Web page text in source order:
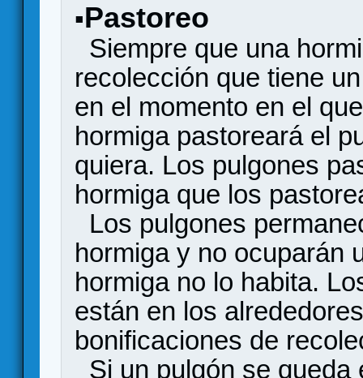
▪Pastoreo
Siempre que una
recolección que tiene
en el momento en el
hormiga pastoreará el
quiera. Los pulgones
hormiga que los
Los pulgones
hormiga y no ocuparán
hormiga no lo habita.
están en los
bonificaciones de
Si un pulgón se queda